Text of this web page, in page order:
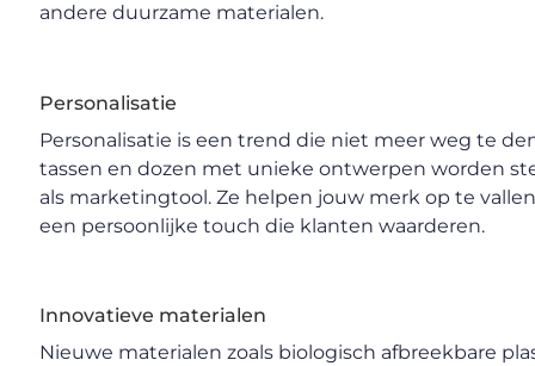
andere duurzame materialen.
Personalisatie
Personalisatie is een trend die niet meer weg te
tassen en dozen met unieke ontwerpen worden
als marketingtool. Ze helpen jouw merk op te
een persoonlijke touch die klanten waarderen.
Innovatieve materialen
Nieuwe materialen zoals biologisch afbreekbare